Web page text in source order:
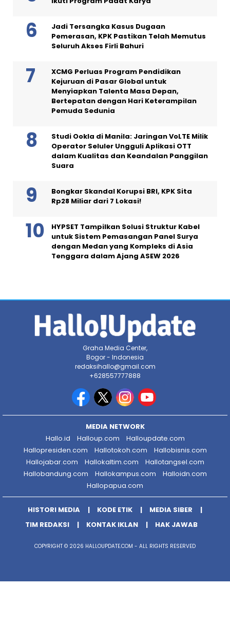
Jadi Tersangka Kasus Dugaan
Pemerasan, KPK Pastikan Telah Memutus
Seluruh Akses Firli Bahuri
XCMG Perluas Program Pendidikan
Kejuruan di Pasar Global untuk
Menyiapkan Talenta Masa Depan,
Bertepatan dengan Hari Keterampilan
Pemuda Sedunia
Studi Ookla di Manila: Jaringan VoLTE Milik
Operator Seluler Ungguli Aplikasi OTT
dalam Kualitas dan Keandalan Panggilan
Suara
Bongkar Skandal Korupsi BRI, KPK Sita
Rp28 Miliar dari 7 Lokasi!
HYPSET Tampilkan Solusi Struktur Kabel
untuk Sistem Pemasangan Panel Surya
dengan Medan yang Kompleks di Asia
Tenggara dalam Ajang ASEW 2026
Graha Media Center,
Bogor - Indonesia
redaksihallo@gmail.com
+628557777888
MEDIA NETWORK
Hallo.id
Halloup.com
Halloupdate.com
Hallopresiden.com
Hallotokoh.com
Hallobisnis.com
Hallojabar.com
Hallokaltim.com
Hallotangsel.com
Hallobandung.com
Hallokampus.com
Halloidn.com
Hallopapua.com
HISTORI MEDIA KODE ETIK
MEDIA SIBER
TIM REDAKSI
KONTAK IKLAN HAK JAWAB
COPYRIGHT © 2026 HALLOUPDATE.COM - ALL RIGHTS RESERVED